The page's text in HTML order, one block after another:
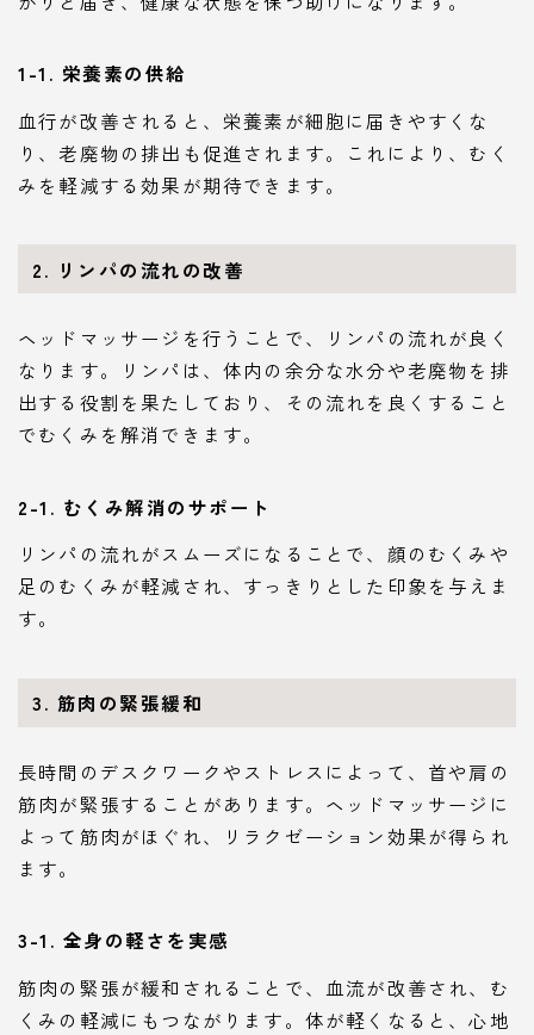
1-1. 栄養素の供給
血行が改善されると、栄養素が細胞に届きやすくな
り、老廃物の排出も促進されます。これにより、むく
みを軽減する効果が期待できます。
2. リンパの流れの改善
ヘッドマッサージを行うことで、リンパの流れが良く
なります。リンパは、体内の余分な水分や老廃物を排
出する役割を果たしており、その流れを良くすること
でむくみを解消できます。
2-1. むくみ解消のサポート
リンパの流れがスムーズになることで、顔のむくみや
足のむくみが軽減され、すっきりとした印象を与えま
す。
3. 筋肉の緊張緩和
長時間のデスクワークやストレスによって、首や肩の
筋肉が緊張することがあります。ヘッドマッサージに
よって筋肉がほぐれ、リラクゼーション効果が得られ
ます。
3-1. 全身の軽さを実感
筋肉の緊張が緩和されることで、血流が改善され、む
くみの軽減にもつながります。体が軽くなると、心地